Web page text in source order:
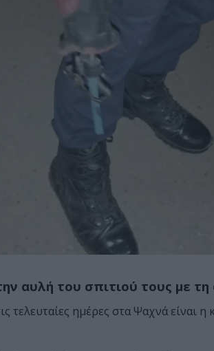
αυλή του σπιτιού τους με τη
τελευταίες ημέρες στα Ψαχνά είναι